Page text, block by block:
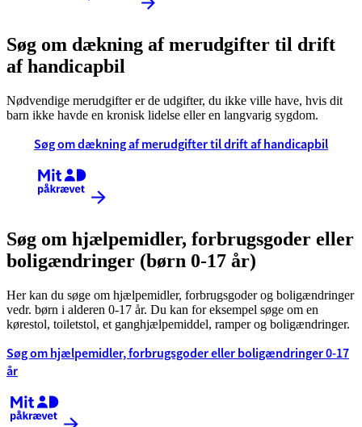
Søg om dækning af merudgifter til drift
af handicapbil
Nødvendige merudgifter er de udgifter, du ikke ville have, hvis dit
barn ikke havde en kronisk lidelse eller en langvarig sygdom.
Søg om dækning af merudgifter til drift af handicapbil
Kræver MitID
Søg om hjælpemidler, forbrugsgoder eller
boligændringer (børn 0-17 år)
Her kan du søge om hjælpemidler, forbrugsgoder og boligændringer
vedr. børn i alderen 0-17 år. Du kan for eksempel søge om en
kørestol, toiletstol, et ganghjælpemiddel, ramper og boligændringer.
Søg om hjælpemidler, forbrugsgoder eller boligændringer 0-17
år
Kræver MitID